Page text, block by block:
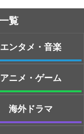
覧
エンタメ・音楽
アニメ・ゲーム
海外ドラマ